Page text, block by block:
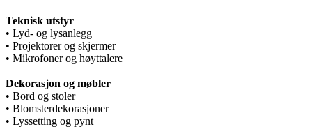
Teknisk utstyr
• Lyd- og lysanlegg
• Projektorer og skjermer
• Mikrofoner og høyttalere
Dekorasjon og møbler
• Bord og stoler
• Blomsterdekorasjoner
• Lyssetting og pynt